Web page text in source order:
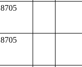
8705
8705